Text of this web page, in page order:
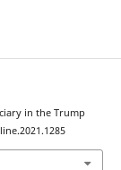
in the Trump